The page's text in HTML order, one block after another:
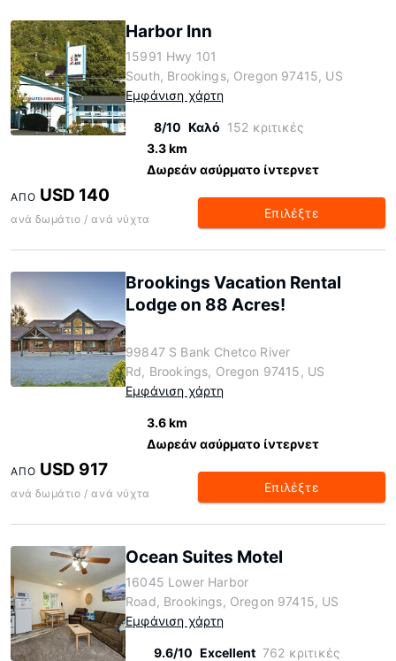
Harbor Inn
15991 Hwy 101
South, Brookings, Oregon 97415, US
Εμφάνιση χάρτη
8/10 Καλό 152 κριτικές
3.3 km
Δωρεάν ασύρματο ίντερνετ
ΑΠΌ USD 140
ανά δωμάτιο / ανά νύχτα Επιλέξτε
Brookings Vacation Rental
Lodge on 88 Acres!
99847 S Bank Chetco River
Rd, Brookings, Oregon 97415, US
Εμφάνιση χάρτη
3.6 km
Δωρεάν ασύρματο ίντερνετ
ΑΠΌ USD 917
ανά δωμάτιο / ανά νύχτα Επιλέξτε
Ocean Suites Motel
16045 Lower Harbor
Road, Brookings, Oregon 97415, US
Εμφάνιση χάρτη
9.6/10 Excellent 762 κριτικές